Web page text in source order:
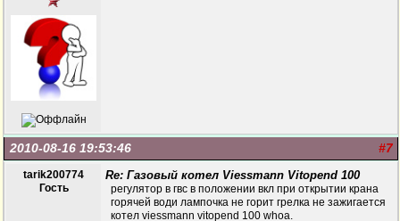
#7
2010-08-16 19:53:46
tarik200774
Гость
Re: Газовый котел Viessmann Vitopend 100
регулятор в гвс в положении вкл при открытии крана
горячей води лампочка не горит грелка не зажигается
котел viessmann vitopend 100 whoa.